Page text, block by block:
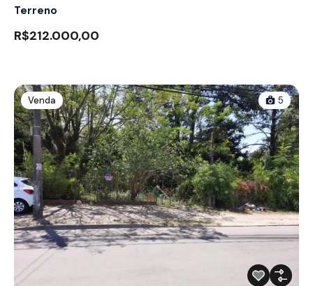
Terreno
R$212.000,00
Venda 5